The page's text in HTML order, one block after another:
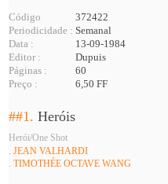
Código
372422
Periodicidade : Semanal
Data :
13-09-1984
Editor :
Dupuis
Páginas :
60
Preço :
6,50 FF
##1.Heróis
Herói/One Shot
. JEAN VALHARDI
. TIMOTHÉE OCTAVE WANG